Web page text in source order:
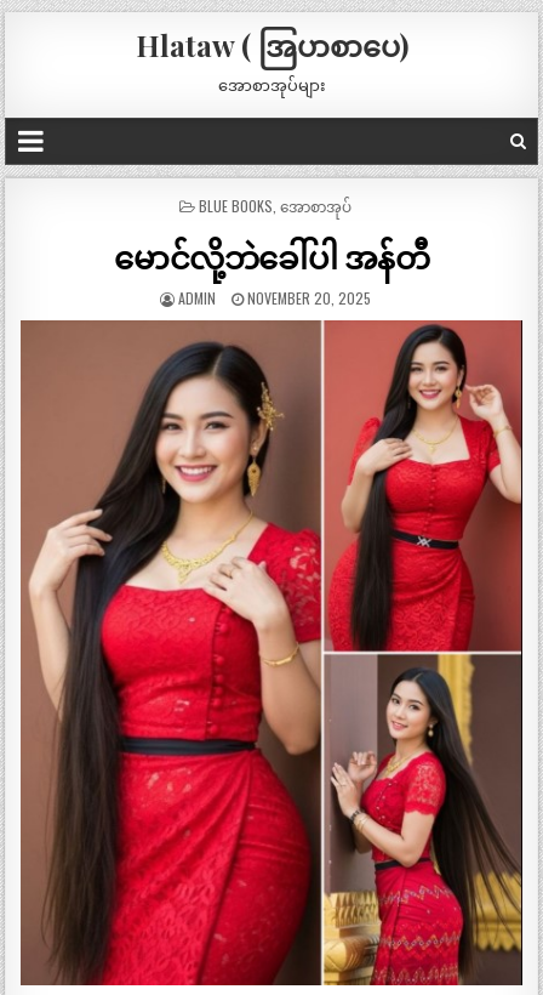
Hlataw ( အြပာစာပေ)
အောစာအုပ်များ
POSTED
BLUE BOOKS အောစာအုပ်
မောင်လို့ဘဲခေါ်ပါ အန်တီ
ADMIN NOVEMBER 20, 2025